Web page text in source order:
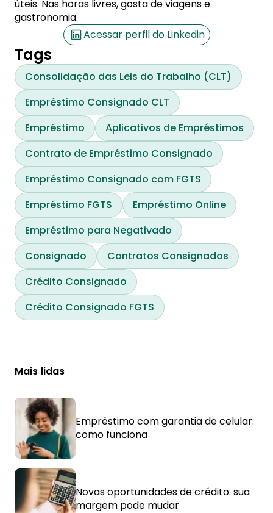
úteis. Nas horas livres, gosta de viagens e
gastronomia.
Acessar perfil do Linkedin
Tags
Consolidação das Leis do Trabalho (CLT)
Empréstimo Consignado CLT
Empréstimo
Aplicativos de Empréstimos
Contrato de Empréstimo Consignado
Empréstimo Consignado com FGTS
Empréstimo FGTS
Empréstimo Online
Empréstimo para Negativado
Consignado
Contratos Consignados
Crédito Consignado
Crédito Consignado FGTS
Mais lidas
Empréstimo com garantia de celular:
como funciona
Novas oportunidades de crédito: sua
margem pode mudar